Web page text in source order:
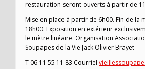
restauration seront ouverts à partir de
Mise en place à partir de 6h00. Fin de la
18h00. Exposition en extérieur
le mètre linéaire. Organisation
Soupapes de la Vie Jack Olivier Brayet
T 06 11 55 11 83 Courriel